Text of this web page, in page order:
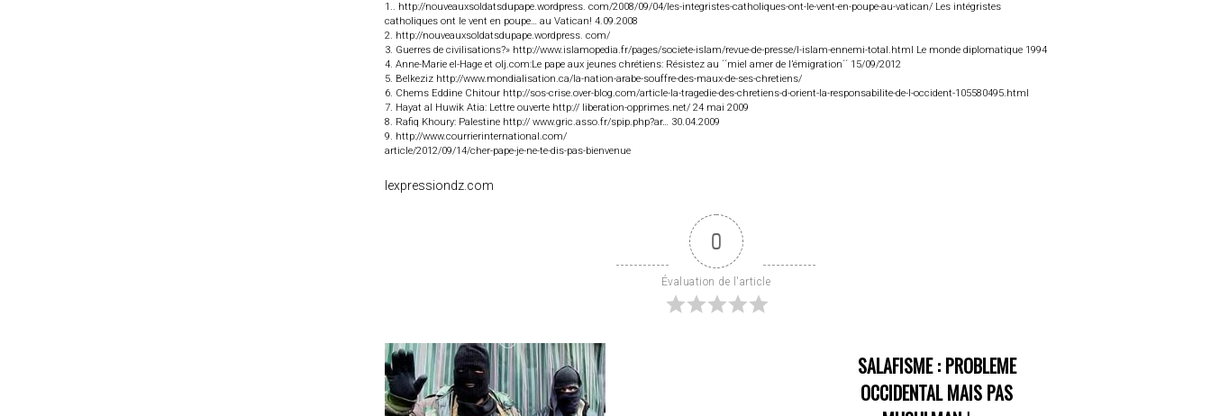
1.. http://nouveauxsoldatsdupape.wordpress. com/2008/09/04/les-integristes-catholiques-ont-le-vent-en-poupe-au-vatican/ Les intégristes
catholiques ont le vent en poupe… au Vatican! 4.09.2008
2. http://nouveauxsoldatsdupape.wordpress. com/
3. Guerres de civilisations?» http://www.islamopedia.fr/pages/societe-islam/revue-de-presse/l-islam-ennemi-total.html Le monde diplomatique 1994
4. Anne-Marie el-Hage et olj.com:Le pape aux jeunes chrétiens: Résistez au ´´miel amer de l’émigration´´ 15/09/2012
5. Belkeziz http://www.mondialisation.ca/la-nation-arabe-souffre-des-maux-de-ses-chretiens/
6. Chems Eddine Chitour http://sos-crise.over-blog.com/article-la-tragedie-des-chretiens-d-orient-la-responsabilite-de-l-occident-105580495.html
7. Hayat al Huwik Atia: Lettre ouverte http:// liberation-opprimes.net/ 24 mai 2009
8. Rafiq Khoury: Palestine http:// www.gric.asso.fr/spip.php?ar… 30.04.2009
9. http://www.courrierinternational.com/
article/2012/09/14/cher-pape-je-ne-te-dis-pas-bienvenue
lexpressiondz.com
0
Évaluation de l'article
SALAFISME : PROBLEME
OCCIDENTAL MAIS PAS